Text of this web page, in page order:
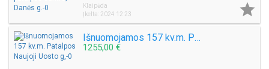
Klaipėda
Įkelta: 2024 12 23

Išnuomojamos 157 kv.m. Patalpos Naujoji Uosto g,
1255,00 €